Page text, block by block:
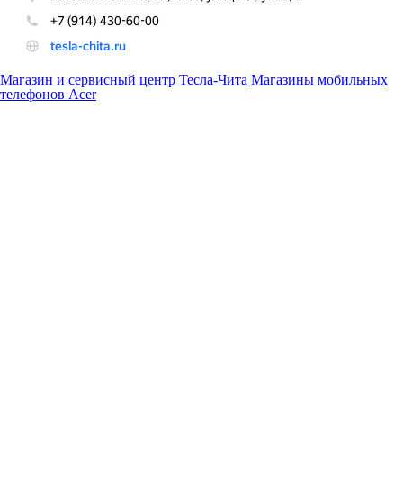
Магазин и сервисный центр Тесла-Чита Магазины мобильных
телефонов Acer